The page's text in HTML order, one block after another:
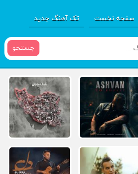
صفحه نخست تک آهنگ جدید
جستجو